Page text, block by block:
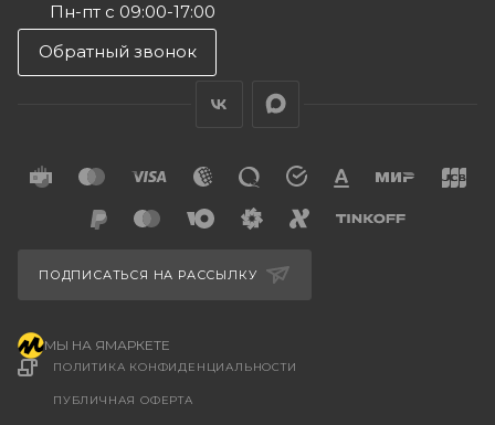
Пн-пт с 09:00-17:00
Обратный звонок
ПОЛИТИКА КОНФИДЕНЦИАЛЬНОСТИ
ПУБЛИЧНАЯ ОФЕРТА
ПОДПИСАТЬСЯ НА РАССЫЛКУ
МЫ НА ЯМАРКЕТЕ